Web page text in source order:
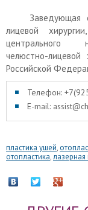
Заведующая
лицевой
центрального
челюстно-лицевой
Российской
Телефон:
E-mail:
пластика ушей,
отопластика,лазерная